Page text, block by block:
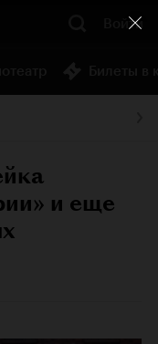
Войти
и еще